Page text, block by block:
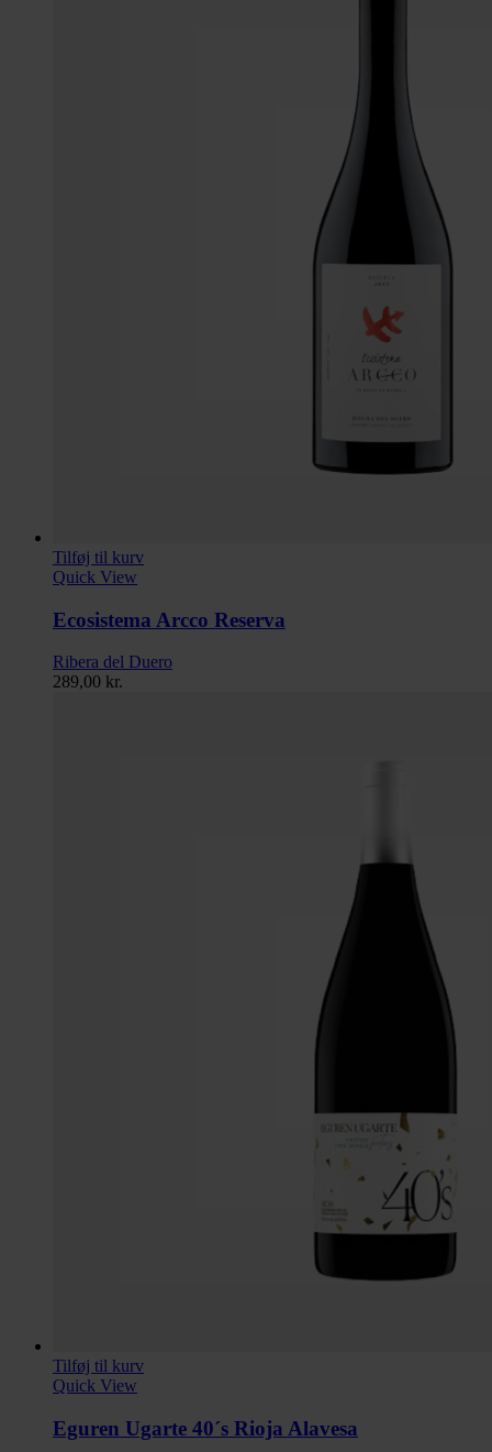
Tilføj til kurv
Quick View
Ecosistema Arcco Reserva
Ribera del Duero
289,00 kr.
Tilføj til kurv
Quick View
Eguren Ugarte 40´s Rioja Alavesa